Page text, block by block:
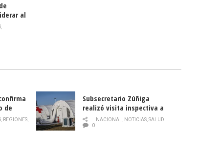
al
,
de
, REGIONES,
Subsecretario Zúñiga
realizó visita inspectiva a
Hospital Modular Sótero del
Río
NACIONAL, NOTICIAS,SALUD
0